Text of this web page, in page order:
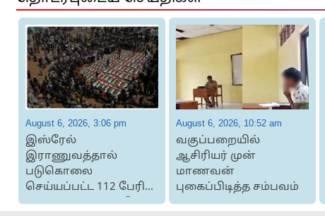
August 6, 2026, 3:06 pm
இஸ்ரேல்
இராணுவத்தால்
படுகொலை
செய்யப்பட்ட 112 பேரின்
உடல்களுக்கு கூட்டு
August 6, 2026, 10:52 am
வகுப்பறையில்
ஆசிரியர் முன்
மாணவன்
புகைப்பிடித்த சம்பவம்